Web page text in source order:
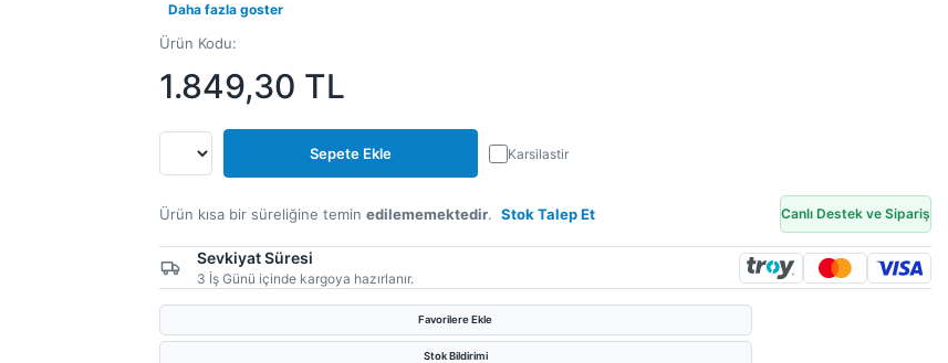
Daha fazla goster
Ürün Kodu:
1.849,30 TL
Sepete Ekle Karsilastir
Ürün kısa bir süreliğine temin edilememektedir. Stok Talep Et Canlı Destek ve Sipariş
Sevkiyat Süresi
3 İş Günü içinde kargoya hazırlanır.
Favorilere Ekle
Stok Bildirimi